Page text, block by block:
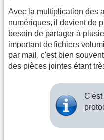
Avec la multiplication des
numériques, il devient de
besoin de partager à
important de fichiers
par mail, c'est bien
des pièces jointes étant
C'est